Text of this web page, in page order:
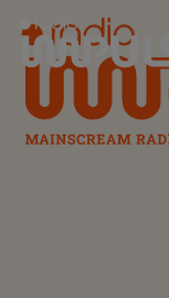
Radio Impuls